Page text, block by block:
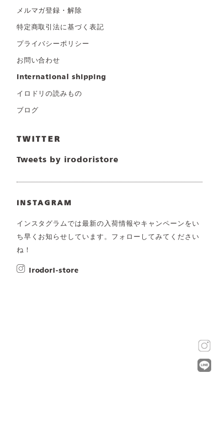
メルマガ登録・解除
特定商取引法に基づく表記
プライバシーポリシー
お問い合わせ
international shipping
イロドリの読みもの
ブログ
TWITTER
Tweets by irodoristore
INSTAGRAM
インスタグラムでは最新の入荷情報やキャンペーンをい
ち早くお知らせしています。フォローしてみてください
ね！
irodori-store